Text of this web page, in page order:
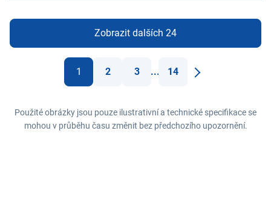
Zobrazit dalších 24
1 2 3 ...
14
Použité obrázky jsou pouze ilustrativní a technické specifikace se
mohou v průběhu času změnit bez předchozího upozornění.